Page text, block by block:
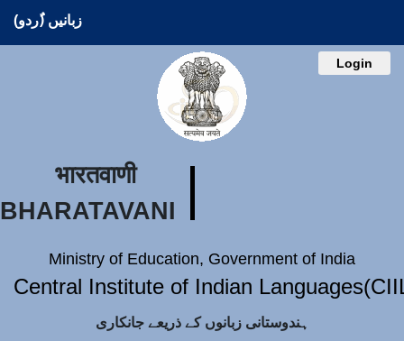
زبانیں (ُردو)
Login
भारतवाणी
BHARATAVANI
Ministry of Education, Government of India
Central Institute of Indian
ہندوستانی زبانوں کے ذریعے جانکاری